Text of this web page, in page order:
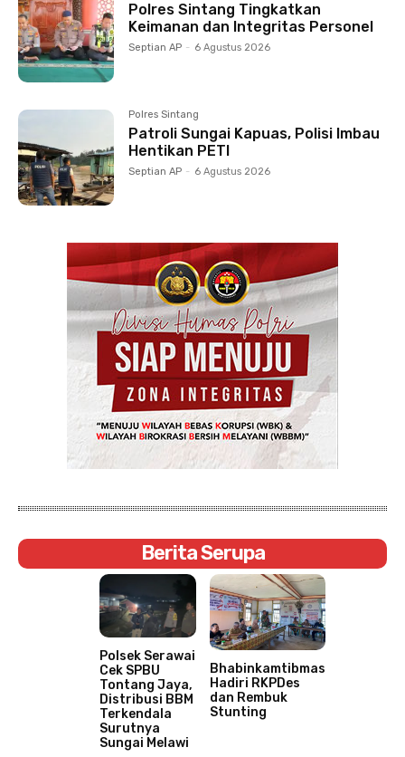
Polres Sintang Tingkatkan
Keimanan dan Integritas Personel
Septian AP - 6 Agustus 2026
Polres Sintang
Patroli Sungai Kapuas, Polisi Imbau
Hentikan PETI
Septian AP - 6 Agustus 2026
Berita Serupa
Polsek Serawai
Cek SPBU
Tontang Jaya,
Distribusi BBM
Terkendala
Surutnya
Sungai Melawi
Bhabinkamtibmas
Hadiri RKPDes
dan Rembuk
Stunting